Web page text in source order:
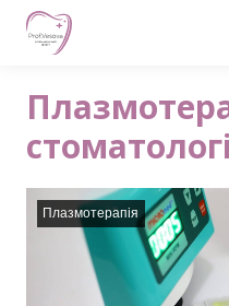
Плазмотерапія